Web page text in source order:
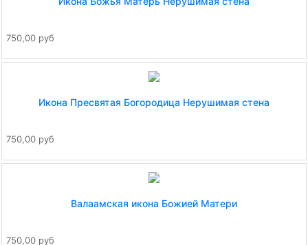
750,00 руб
Икона Пресвятая Богородица Нерушимая стена
750,00 руб
Валаамская икона Божией Матери
750,00 руб